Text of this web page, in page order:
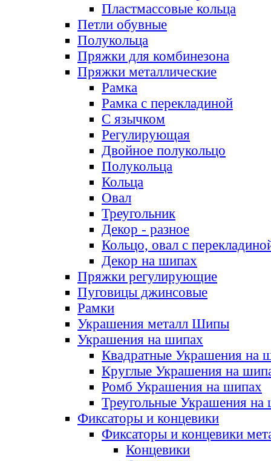
Пластмассовые кольца
Петли обувные
Полукольца
Пряжки для комбинезона
Пряжки металлические
Рамка
Рамка с перекладиной
С язычком
Регулирующая
Двойное полукольцо
Полукольца
Кольца
Овал
Треугольник
Декор - разное
Кольцо, овал с
Декор на шипах
Пряжки регулирующие
Пуговицы джинсовые
Рамки
Украшения металл Шипы
Украшения на шипах
Квадратные Украшения на
Круглые Украшения на
Ромб Украшения на шипах
Треугольные Украшения на
Фиксаторы и концевики
Фиксаторы и концевики
Концевики